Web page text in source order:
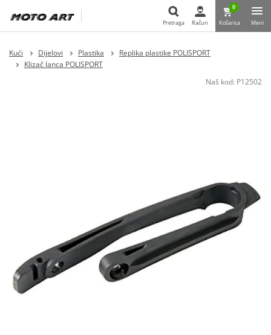
Pretraga Račun
0
Košarica Meni
Kući Dijelovi Plastika
Replika plastike POLISPORT
Klizač lanca POLISPORT
Naš kod: P12502